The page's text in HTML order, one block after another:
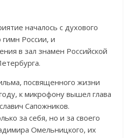
началось с духового
гимн России, и
в зал знамен Российской
посвященного жизни
к микрофону вышел глава
Сапожников.
за себя, но и за своего
Омельницкого, их